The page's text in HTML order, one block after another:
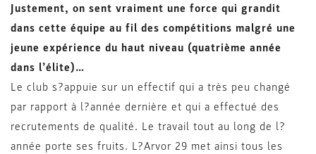
Justement, on sent vraiment une force qui grandit
dans cette équipe au fil des compétitions malgré une
jeune expérience du haut niveau (quatrième année
dans l’élite)…
Le club s?appuie sur un effectif qui a très peu changé
par rapport à l?année dernière et qui a effectué des
recrutements de qualité. Le travail tout au long de l?
année porte ses fruits. L?Arvor 29 met ainsi tous les